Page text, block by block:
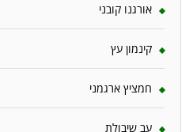
אורגנו קובני
קינמון עץ
חמציץ ארגמני
עב שיבולת